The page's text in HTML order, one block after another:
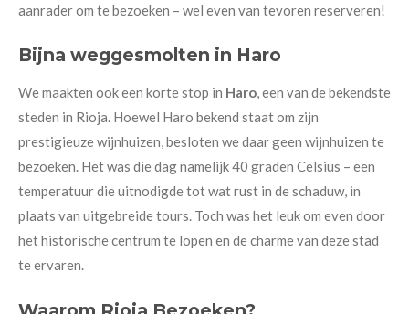
aanrader om te bezoeken – wel even van tevoren reserveren!
Bijna weggesmolten in Haro
We maakten ook een korte stop in Haro, een van de bekendste
steden in Rioja. Hoewel Haro bekend staat om zijn
prestigieuze wijnhuizen, besloten we daar geen wijnhuizen te
bezoeken. Het was die dag namelijk 40 graden Celsius – een
temperatuur die uitnodigde tot wat rust in de schaduw, in
plaats van uitgebreide tours. Toch was het leuk om even door
het historische centrum te lopen en de charme van deze stad
te ervaren.